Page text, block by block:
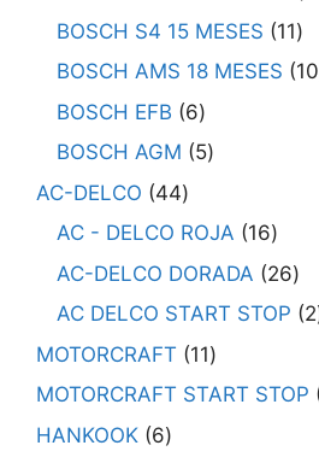
BOSCH S4 15 MESES
11
BOSCH AMS 18 MESES
10
BOSCH EFB
6
BOSCH AGM
5
AC-DELCO
44
AC - DELCO ROJA
16
AC-DELCO DORADA
26
AC DELCO START STOP
2
MOTORCRAFT
11
MOTORCRAFT START STOP
HANKOOK 6